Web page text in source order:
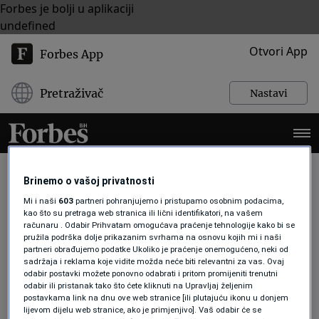
Forbes je bolji u aplikaciji
undefined
Forbes App Otvori App
Pretraživač Nastavi
GEMINI
TEHNOLOGIJA
Vojska od 15.000 hakera ovog AI
startupa testira Claude, GPT-5 i
Gemini
Forbes
Brinemo o vašoj privatnosti
Mi i naši 603 partneri pohranjujemo i pristupamo osobnim podacima,
kao što su pretraga web stranica ili lični identifikatori, na vašem
računaru . Odabir Prihvatam omogućava praćenje tehnologije kako bi se
pružila podrška dolje prikazanim svrhama na osnovu kojih mi i naši
partneri obrađujemo podatke Ukoliko je praćenje onemogućeno, neki od
sadržaja i reklama koje vidite možda neće biti relevantni za vas. Ovaj
odabir postavki možete ponovno odabrati i pritom promijeniti trenutni
odabir ili pristanak tako što ćete kliknuti na Upravljaj željenim
postavkama link na dnu ove web stranice [ili plutajuću ikonu u donjem
lijevom dijelu web stranice, ako je primjenjivo]. Vaš odabir će se